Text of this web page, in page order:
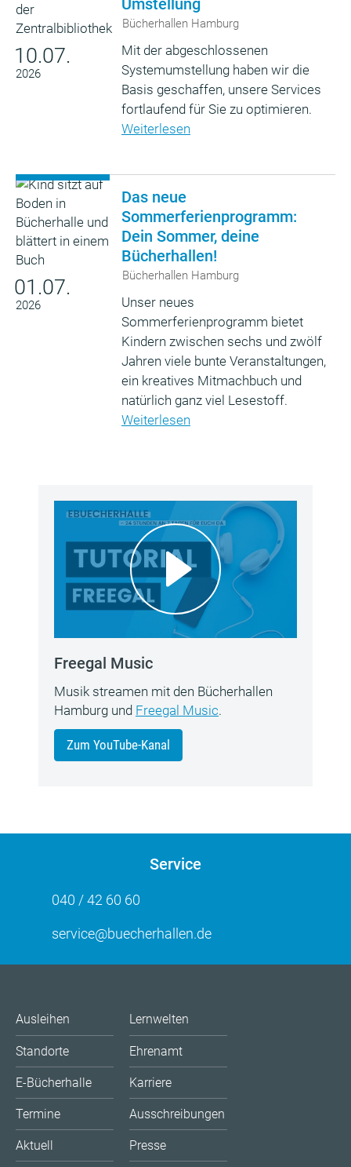
10.07.
2026
Umstellung
Bücherhallen Hamburg
Mit der abgeschlossenen
Systemumstellung haben wir die
Basis geschaffen, unsere Services
fortlaufend für Sie zu optimieren.
Weiterlesen
01.07.
2026
Das neue
Sommerferienprogramm:
Dein Sommer, deine
Bücherhallen!
Bücherhallen Hamburg
Unser neues
Sommerferienprogramm bietet
Kindern zwischen sechs und zwölf
Jahren viele bunte Veranstaltungen,
ein kreatives Mitmachbuch und
natürlich ganz viel Lesestoff.
Weiterlesen
Freegal Music
Musik streamen mit den Bücherhallen
Hamburg und Freegal Music.
Zum YouTube-Kanal
Service
040 / 42 60 60
service@buecherhallen.de
Ausleihen
Standorte
E-Bücherhalle
Termine
Aktuell
Lernwelten
Ehrenamt
Karriere
Ausschreibungen
Presse